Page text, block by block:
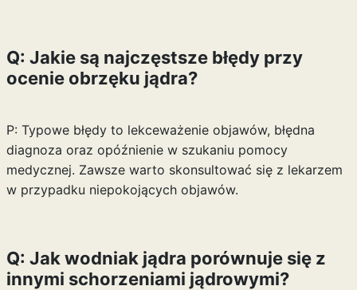
Q: Jakie są najczęstsze błędy przy
ocenie obrzęku jądra?
P: Typowe błędy to lekceważenie objawów, błędna
diagnoza oraz opóźnienie w szukaniu pomocy
medycznej. Zawsze warto skonsultować się z lekarzem
w przypadku niepokojących objawów.
Q: Jak wodniak jądra porównuje się z
innymi schorzeniami jądrowymi?